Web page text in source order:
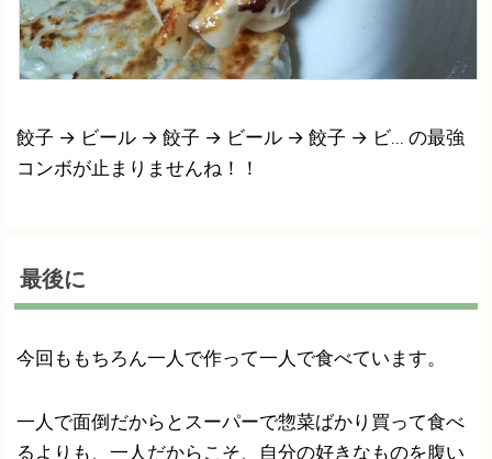
餃子 → ビール → 餃子 → ビール → 餃子 → ビ... の最強
コンボが止まりませんね！！
最後に
今回ももちろん一人で作って一人で食べています。
一人で面倒だからとスーパーで惣菜ばかり買って食べ
るよりも、一人だからこそ、自分の好きなものを腹い